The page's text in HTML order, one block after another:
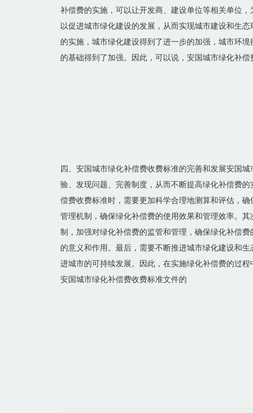
补偿费的实施，可以让开发商、建设单位等相关单位
以促进城市绿化建设的发展，从而实现城市建设和生
的实施，城市绿化建设得到了进一步的加强，城市环
的基础得到了加强。因此，可以说，安国城市绿化补
四、安国城市绿化补偿费收费标准的完善和发展安国
验、发现问题、完善制度，从而不断提高绿化补偿费
偿费收费标准时，需要更加科学合理地测算和评估，
管理机制，确保绿化补偿费的使用效果和管理效率。
制，加强对绿化补偿费的监管和管理，确保绿化补偿
的意义和作用。最后，需要不断推进城市绿化建设和
进城市的可持续发展。因此，在实施绿化补偿费的过
安国城市绿化补偿费收费标准文件的